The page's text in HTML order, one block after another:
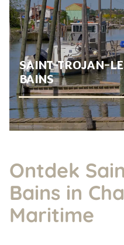
SAINT-TROJAN-
BAINS
Ontdek
Bains in
Maritime